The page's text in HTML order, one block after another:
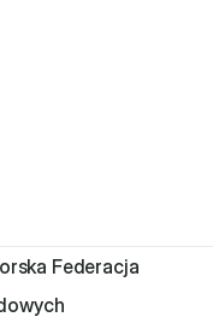
Federacja